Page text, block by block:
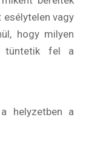
esélytelen vagy
hogy milyen
tüntetik fel a
helyzetben a